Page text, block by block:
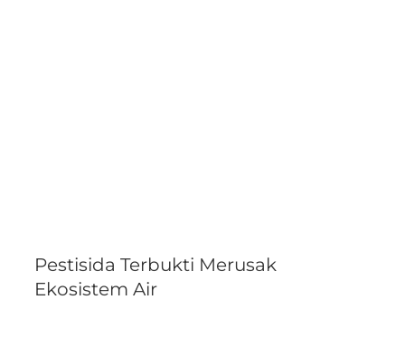
Pestisida Terbukti Merusak
Ekosistem Air